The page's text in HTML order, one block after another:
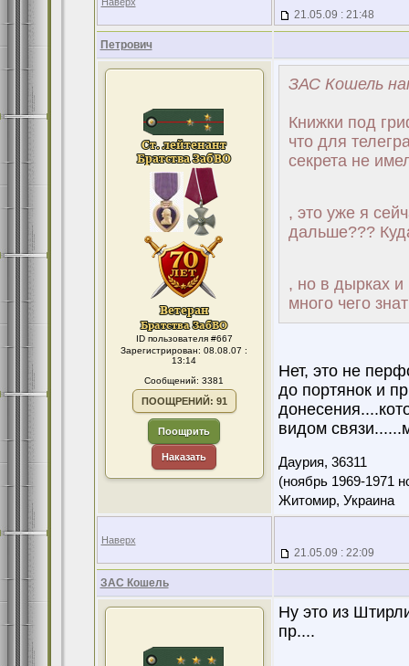
21.05.09 : 21:48
Петрович
ID пользователя #667
Зарегистрирован: 08.08.07 :
13:14
Сообщений: 3381
ПООЩРЕНИЙ: 91
Поощрить
Наказать
ЗАС Кошель
Книжки под
что для
секрета не
, это уже я
дальше???
, но в дырках
много чего
Нет, это не
до портянок и
видом
Даурия, 36311
(ноябрь 1969-1971
Житомир, Украина
Наверх
21.05.09 : 22:09
ЗАС Кошель
Ну это из
пр....